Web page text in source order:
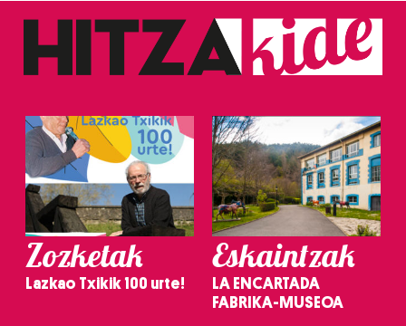
Zozketak
Lazkao Txikik 100 urte!
Eskaintzak
LA ENCARTADA
FABRIKA-MUSEOA